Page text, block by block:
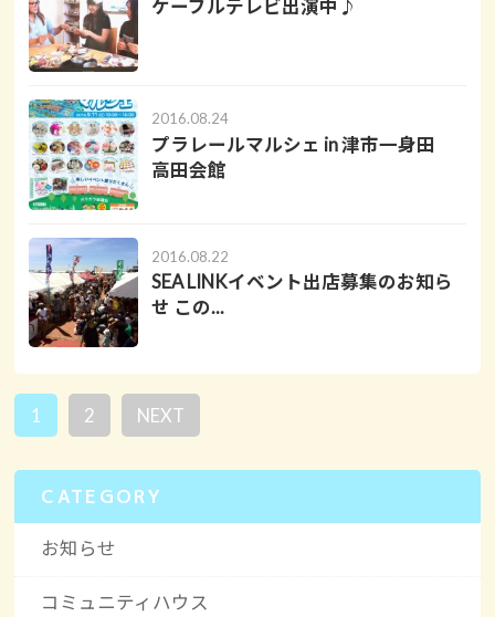
ケーブルテレビ出演中♪
2016.08.24
プラレールマルシェ in 津市一身田
高田会館
2016.08.22
SEA LINKイベント出店募集のお知ら
せ この...
1 2 NEXT
CATEGORY
お知らせ
コミュニティハウス